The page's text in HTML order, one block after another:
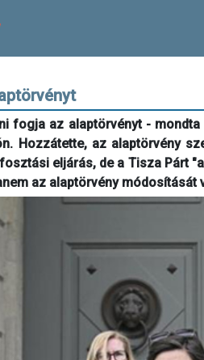
fogja az alaptörvényt -
Hozzátette, az alaptörvény
eljárás, de a Tisza Párt
az alaptörvény módosítását